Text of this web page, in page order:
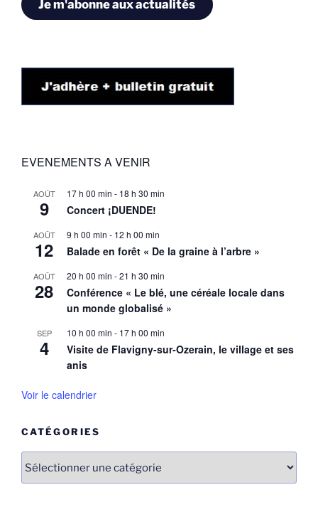
Je m'abonne aux actualités
EVENEMENTS A VENIR
AOÛT
9
17 h 00 min - 18 h 30 min
Concert ¡DUENDE!
AOÛT
12
9 h 00 min - 12 h 00 min
Balade en forêt « De la graine à l’arbre »
AOÛT
28
20 h 00 min -21 h 30 min
Conférence « Le blé, une céréale locale dans
un monde globalisé »
SEP
4
10 h 00 min - 17 h 00 min
Visite de Flavigny-sur-Ozerain, le village et ses
anis
Voir le calendrier
CATÉGORIES